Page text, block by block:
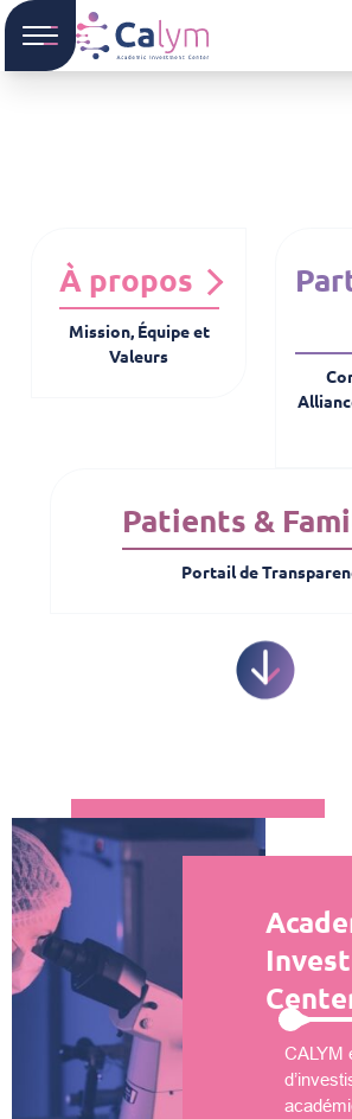
À propos
Mission, Équipe et
Valeurs
Patients &
Portail de
CALYM